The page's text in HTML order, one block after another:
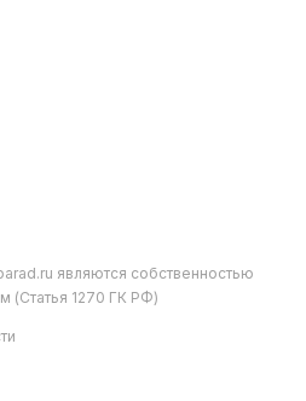
являются собственностью
(Статья 1270 ГК РФ)